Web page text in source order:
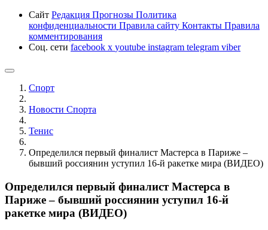
Сайт Редакция Прогнозы Политика
конфиденциальности Правила сайту Контакты Правила
комментирования
Соц. сети facebook x youtube instagram telegram viber
Спорт
Новости Cпорта
Тенис
Определился первый финалист Мастерса в Париже –
бывший россиянин уступил 16-й ракетке мира (ВИДЕО)
Определился первый финалист Мастерса в
Париже – бывший россиянин уступил 16-й
ракетке мира (ВИДЕО)